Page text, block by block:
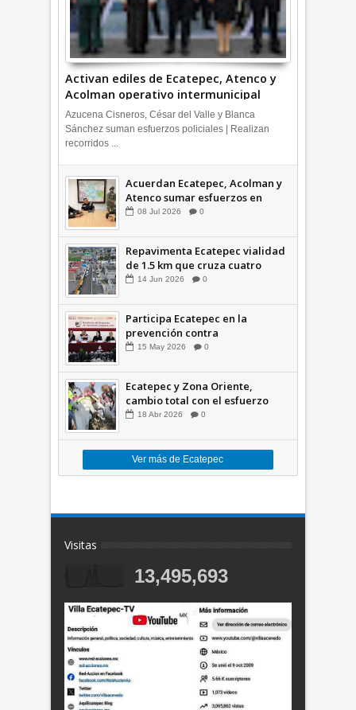
Activan ediles de Ecatepec, Atenco y
Acolman operativo intermunicipal
Azucena Cisneros, César del Valle y Blanca
Sánchez suman esfuerzos policiales | Realizan
recorridos ...
Acuerdan Ecatepec, Acolman y
Atenco sumar esfuerzos en
seguridad
08 Jul 2026 0
Repavimenta Ecatepec vialidad
de 1.5 km que cruza cuatro
comunidades +Video
14 Jun 2026 0
Participa Ecatepec en la
prevención contra
inundaciones en el Valle de
15 May 2026 0
Ecatepec y Zona Oriente,
cambio total con el esfuerzo
conjunto: Azucena; retiran 21
18 Abr 2026 0
Ver más de Ecatepec
Visitas
13,495,693